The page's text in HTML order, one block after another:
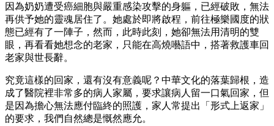
因為奶奶遭受癌細胞與嚴重感染攻擊的身軀，已經破敗，無法
再供予她的靈魂居住了。她處於即將啟程，前往極樂國度的狀
態已經有了一陣子，然而，此時此刻，她卻無法用清明的雙
眼，再看看她想念的老家，只能在高燒囈語中，搭著救護車回
老家與世長辭。
究竟這樣的回家，還有沒有意義呢？中華文化的落葉歸根，造
成了醫院裡非常多的病人家屬，要求讓病人留一口氣回家，但
是因為擔心無法應付臨終的照護，家人常提出「形式上返家」
的要求，我們自然總是慨然應允。